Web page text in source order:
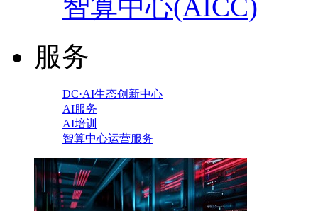
智算中心(AICC)
服务
DC·AI生态创新中心
AI服务
AI培训
智算中心运营服务